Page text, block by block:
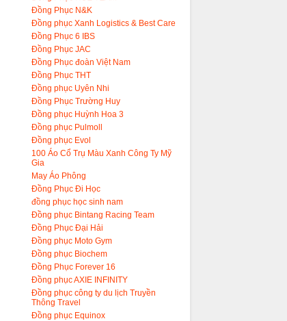
Đồng Phục N&K
Đồng phục Xanh Logistics & Best Care
Đồng Phục 6 IBS
Đồng Phục JAC
Đồng Phục đoàn Việt Nam
Đồng Phục THT
Đồng phục Uyên Nhi
Đồng Phục Trường Huy
Đồng phục Huỳnh Hoa 3
Đồng phục Pulmoll
Đồng phục Evol
100 Áo Cổ Trụ Màu Xanh Công Ty Mỹ
Gia
May Áo Phông
Đồng Phục Đi Học
đồng phục học sinh nam
Đồng phục Bintang Racing Team
Đồng Phục Đại Hải
Đồng phục Moto Gym
Đồng phục Biochem
Đồng Phục Forever 16
Đồng phục AXIE INFINITY
Đồng phục công ty du lịch Truyền
Thông Travel
Đồng phục Equinox